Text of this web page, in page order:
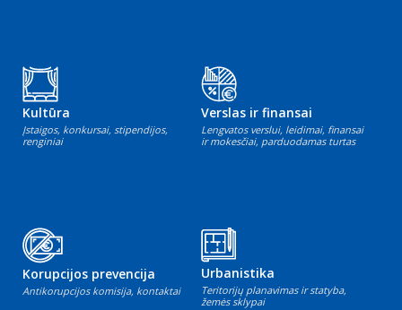
Kultūra
Įstaigos, konkursai, stipendijos,
renginiai
Verslas ir finansai
Lengvatos verslui, leidimai, finansai
ir mokesčiai, parduodamas turtas
Korupcijos prevencija
Antikorupcijos komisija, kontaktai
Urbanistika
Teritorijų planavimas ir statyba,
žemės sklypai